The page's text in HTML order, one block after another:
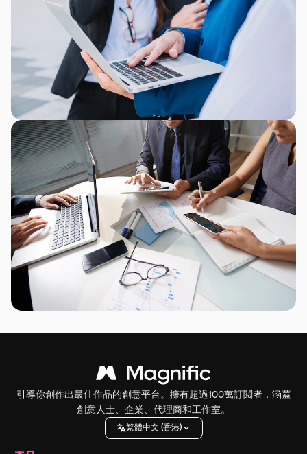
引導你創作出最佳作品的創意平台。擁有超過100萬訂閱者，涵蓋
創意人士、企業、代理商和工作室。
繁體中文 (香港)